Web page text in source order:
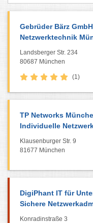
Gebrüder Bärz GmbH
Netzwerktechnik
Landsberger Str. 234
80687 München
(1)
TP Networks
Individuelle
Klausenburger Str. 9
81677 München
DigiPhant IT für
Sichere
Konradinstraße 3